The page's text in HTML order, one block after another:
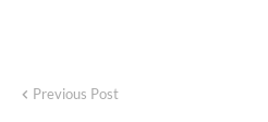
Previous Post